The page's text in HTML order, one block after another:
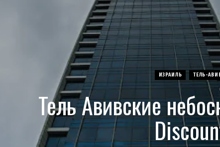
ИЗРАИЛЬ ТЕЛЬ-
Тель Авивские